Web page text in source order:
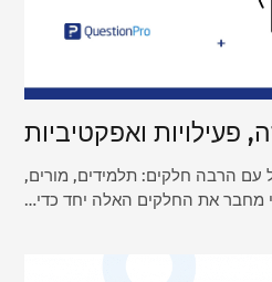
פעילויות ואפקטיביות
עם הרבה חלקים: תלמידים, מורים,
מחבר את החלקים האלה יחד כדי…